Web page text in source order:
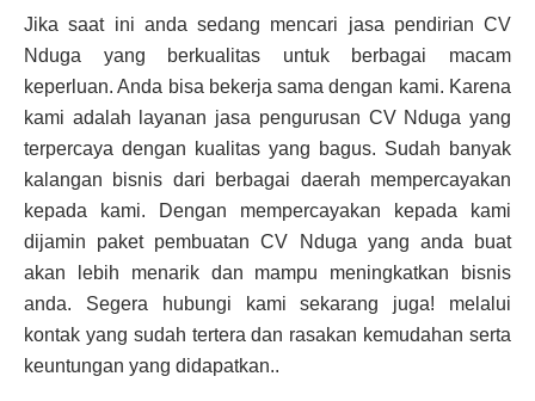
Jika saat ini anda sedang mencari jasa pendirian CV
Nduga yang berkualitas untuk berbagai macam
keperluan. Anda bisa bekerja sama dengan kami. Karena
kami adalah layanan jasa pengurusan CV Nduga yang
terpercaya dengan kualitas yang bagus. Sudah banyak
kalangan bisnis dari berbagai daerah mempercayakan
kepada kami. Dengan mempercayakan kepada kami
dijamin paket pembuatan CV Nduga yang anda buat
akan lebih menarik dan mampu meningkatkan bisnis
anda. Segera hubungi kami sekarang juga! melalui
kontak yang sudah tertera dan rasakan kemudahan serta
keuntungan yang didapatkan..